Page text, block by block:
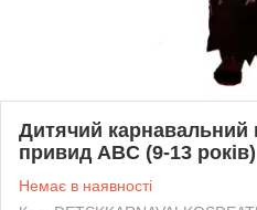
Дитячий
привид ABC (9-13 років)
Немає в наявності